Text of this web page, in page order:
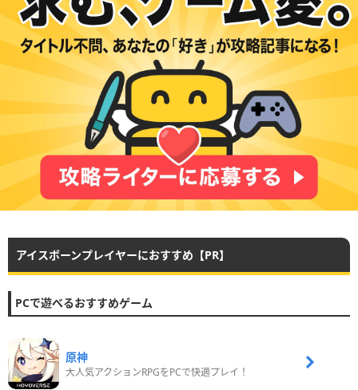
アイスボーンプレイヤーにおすすめ【PR】
PCで遊べるおすすめゲーム
原神
大人気アクションRPGをPCで快適プレイ！